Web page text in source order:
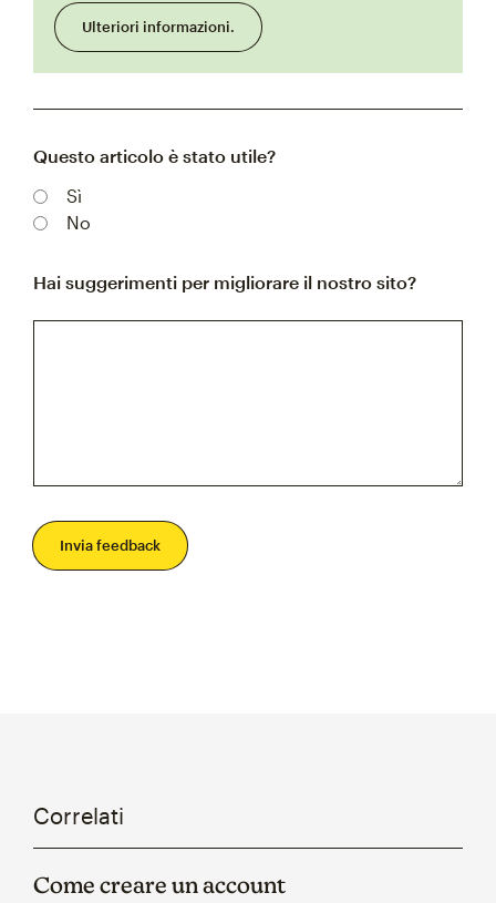
Ulteriori informazioni.
Questo articolo è stato utile?
Sì
No
Hai suggerimenti per migliorare il nostro sito?
Invia feedback
Correlati
Come creare un account